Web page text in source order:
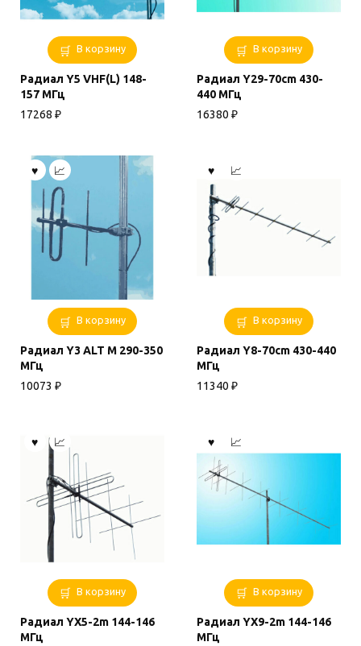
В корзину
Радиал Y5 VHF(L) 148-
157 МГц
17268 ₽
В корзину
Радиал Y29-70cm 430-
440 МГц
16380 ₽
В корзину
Радиал Y3 ALT M 290-350
МГц
10073 ₽
В корзину
Радиал Y8-70cm 430-440
МГц
11340 ₽
В корзину
Радиал YX5-2m 144-146
МГц
В корзину
Радиал YX9-2m 144-146
МГц